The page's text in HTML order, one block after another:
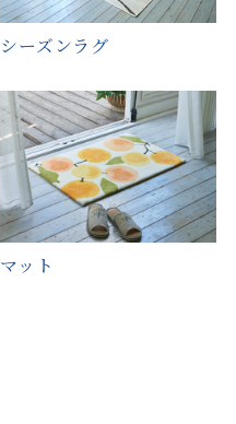
シーズンラグ
マット